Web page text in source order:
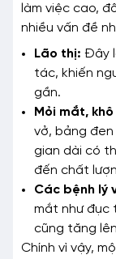
làm việc cao,
nhiều vấn đề
Lão thị: Đây
tác, khiến
gần.
Mỏi mắt,
vở, bảng
gian dài có
đến chất
Các bệnh lý
mắt như đục
cũng tăng
Chính vì vậy,